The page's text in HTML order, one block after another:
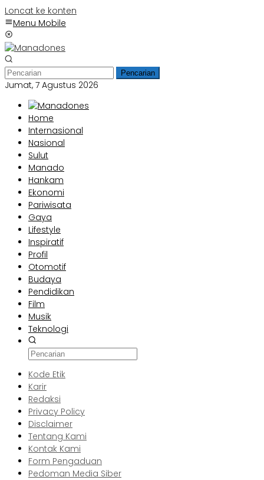
Loncat ke konten
Menu Mobile
Pencarian
Jumat, 7 Agustus 2026
Home
Internasional
Nasional
Sulut
Manado
Hankam
Ekonomi
Pariwisata
Gaya
Lifestyle
Inspiratif
Profil
Otomotif
Budaya
Pendidikan
Film
Musik
Teknologi
Kode Etik
Karir
Redaksi
Privacy Policy
Disclaimer
Tentang Kami
Kontak Kami
Form Pengaduan
Pedoman Media Siber